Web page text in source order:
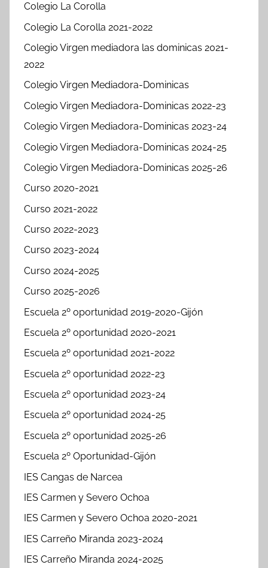
Colegio La Corolla
Colegio La Corolla 2021-2022
Colegio Virgen mediadora las dominicas 2021-
2022
Colegio Virgen Mediadora-Dominicas
Colegio Virgen Mediadora-Dominicas 2022-23
Colegio Virgen Mediadora-Dominicas 2023-24
Colegio Virgen Mediadora-Dominicas 2024-25
Colegio Virgen Mediadora-Dominicas 2025-26
Curso 2020-2021
Curso 2021-2022
Curso 2022-2023
Curso 2023-2024
Curso 2024-2025
Curso 2025-2026
Escuela 2º oportunidad 2019-2020-Gijón
Escuela 2º oportunidad 2020-2021
Escuela 2º oportunidad 2021-2022
Escuela 2º oportunidad 2022-23
Escuela 2º oportunidad 2023-24
Escuela 2º oportunidad 2024-25
Escuela 2º oportunidad 2025-26
Escuela 2º Oportunidad-Gijón
IES Cangas de Narcea
IES Carmen y Severo Ochoa
IES Carmen y Severo Ochoa 2020-2021
IES Carreño Miranda 2023-2024
IES Carreño Miranda 2024-2025